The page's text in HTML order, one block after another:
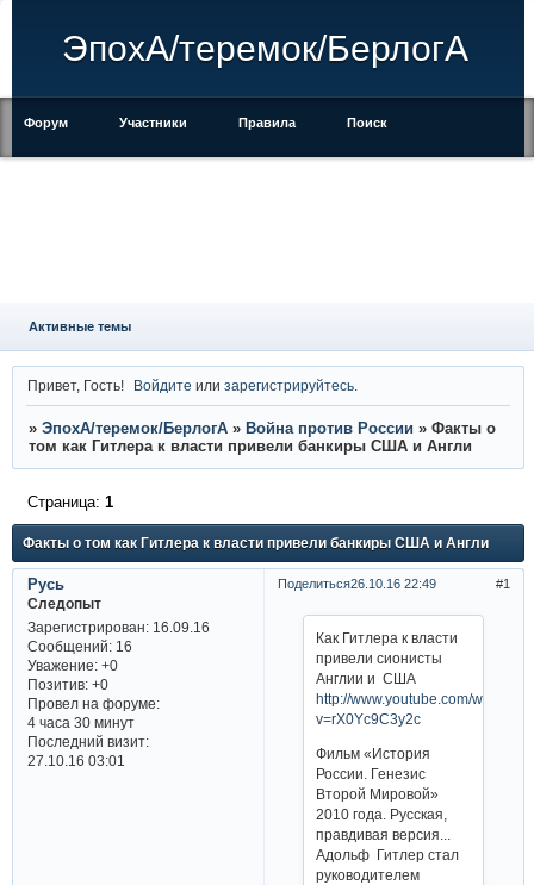
ЭпохА/теремок/БерлогА
Форум Участники Правила Поиск
Активные темы
Привет, Гость! Войдите илизарегистрируйтесь
» ЭпохА/теремок/БерлогА » Война против России » Факты о
том как Гитлера к власти привели банкиры США и Англи
Факты о том как Гитлера к власти привели банкиры США и Англи
Страница: 1
Поделиться 1
26.10.16 22:49
Русь
Следопыт
Зарегистрирован: 16.09.16
Сообщений:16
Уважение: +0
Позитив: +0
Провел на форуме:
4 часа 30 минут
Последний визит:
27.10.16 03:01
Как Гитлера к власти
привели сионисты
Англии и США
http://www.youtube.com/watch?
v=rX0Yc9C3y2c
Фильм «История
России. Генезис
Второй Мировой»
2010 года. Русская,
правдивая версия...
Адольф Гитлер стал
руководителем